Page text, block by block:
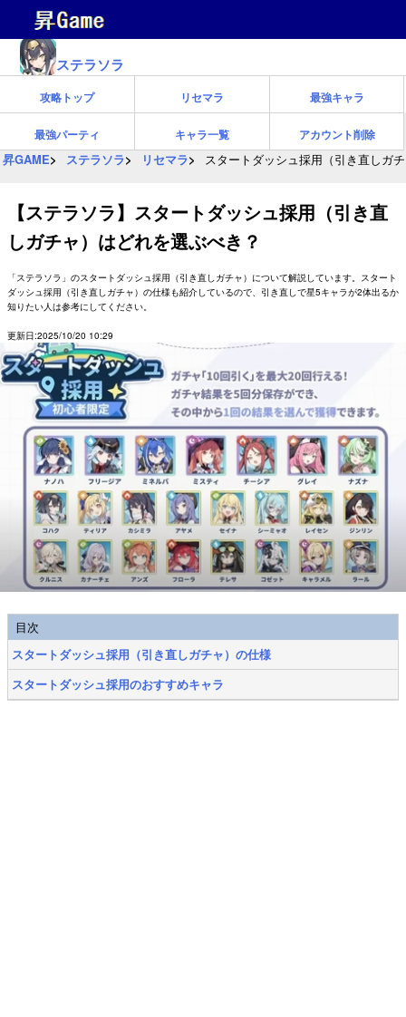
ステラソラ
攻略トップ リセマラ 最強キャラ
最強パーティ キャラ一覧 アカウント削除
昇GAME ステラソラ リセマラ スタートダッシュ採用（引き直しガ
【ステラソラ】スタートダッシュ採用（引き直
しガチャ）はどれを選ぶべき？
「ステラソラ」のスタートダッシュ採用（引き直しガチャ）について解説しています。スタート
ダッシュ採用（引き直しガチャ）の仕様も紹介しているので、引き直しで星5キャラが2体出るか
知りたい人は参考にしてください。
更新日:2025/10/20 10:29
目次
スタートダッシュ採用（引き直しガチャ）の仕様
スタートダッシュ採用のおすすめキャラ